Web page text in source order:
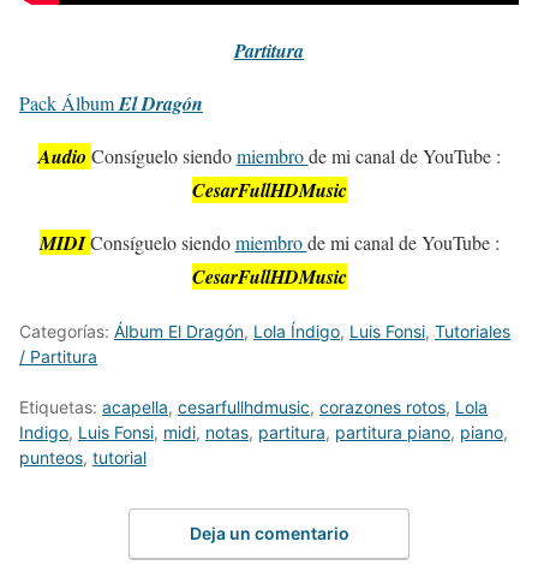
Partitura
Pack ÁlbumEl Dragón
Audio Consíguelo siendomiembrode mi canal de YouTube :
CesarFullHDMusic
MIDI Consíguelo siendomiembrode mi canal de YouTube :
CesarFullHDMusic
Categorías: Álbum El Dragón, Lola Índigo, Luis Fonsi, Tutoriales
/ Partitura
Etiquetas: acapella, cesarfullhdmusic, corazones rotos, Lola
Indigo, Luis Fonsi, midi, notas, partitura, partitura piano, piano,
punteos, tutorial
Deja un comentario